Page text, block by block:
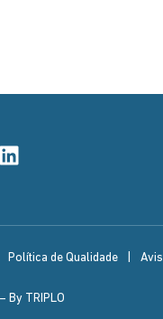
Política de Qualidade
By TRIPLO